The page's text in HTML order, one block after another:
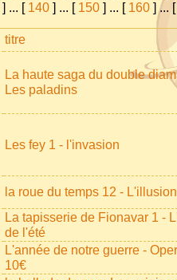
] ... [ 140 ] ... [ 150 ] ... [ 160 ]...
titre
La haute saga du double
Les paladins
Les fey 1 - l'invasion
la roue du temps 12 -
La tapisserie de Fionavar 1 -
de l'été
L'année de notre guerre -
10€